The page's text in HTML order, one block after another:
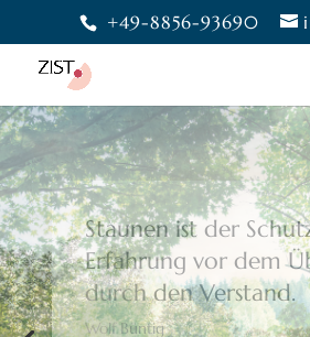
+49-8856-93690
Bewusstheit gibt uns